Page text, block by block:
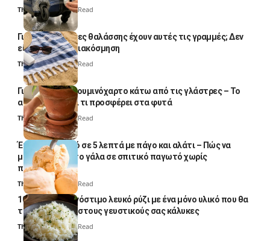
Thali Ombre4 Min Read
Γιατί οι πετσέτες θαλάσσης έχουν αυτές τις γραμμές; Δεν
είναι μόνο για διακόσμηση
Thali Ombre5 Min Read
Γιατί βάζουν αλουμινόχαρτο κάτω από τις γλάστρες – Το
απλό κόλπο και τι προσφέρει στα φυτά
Thali Ombre4 Min Read
Έτοιμο παγωτό σε 5 λεπτά με πάγο και αλάτι – Πώς να
μετατρέψετε το γάλα σε σπιτικό παγωτό χωρίς
παγωτομηχανή
Thali Ombre 4 Min Read
10 φορές ποιο νόστιμο λευκό ρύζι με ένα μόνο υλικό που θα
το απογειώσει στους γευστικούς σας κάλυκες
Thali Ombre4 Min Read